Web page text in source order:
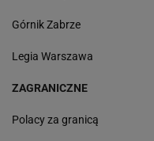
Górnik Zabrze
Legia Warszawa
ZAGRANICZNE
Polacy za granicą